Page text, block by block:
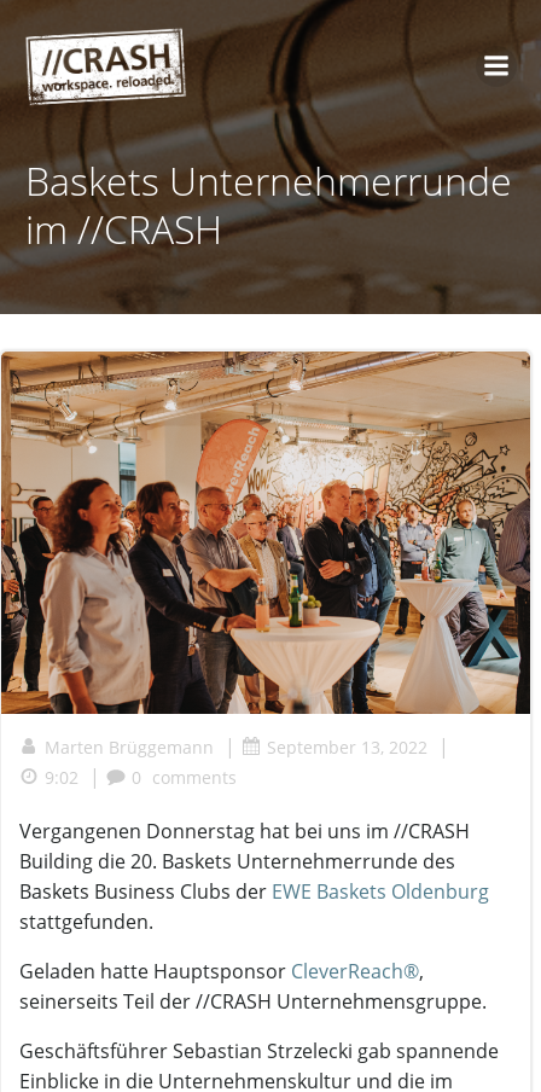
Zum
Inhalt
springen
Baskets Unternehmerrunde
im //CRASH
Marten Brüggemann | September 13, 2022 |
9:02 | 0 comments
Vergangenen Donnerstag hat bei uns im //CRASH
Building die 20. Baskets Unternehmerrunde des
Baskets Business Clubs der EWE Baskets Oldenburg
stattgefunden.
Geladen hatte Hauptsponsor CleverReach®,
seinerseits Teil der //CRASH Unternehmensgruppe.
Geschäftsführer Sebastian Strzelecki gab spannende
Einblicke in die Unternehmenskultur und die im